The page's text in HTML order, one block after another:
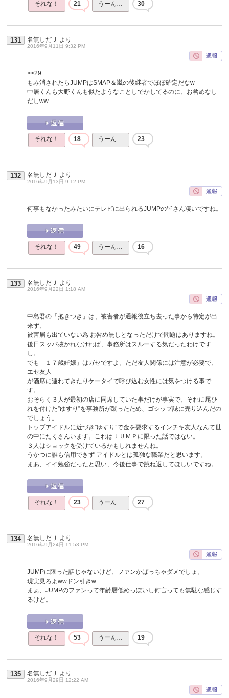
それな！ 21 うーん… 30
131 名無しだＪ より
2016年9月11日 9:32 PM
>>29
もみ消されたらJUMPはSMAP＆嵐の後継者でほぼ確定だなw
中居くんも大野くんも似たようなことしでかしてるのに、お咎めなし
だしww
それな！ 18 うーん… 23
132 名無しだＪ より
2016年9月13日 9:12 PM
何事もなかったみたいにテレビに出られるJUMPの皆さん凄いですね。
それな！ 49 うーん… 16
133 名無しだＪ より
2016年9月22日 1:18 AM
中島君の「抱きつき」は、被害者が通報後立ち去った事から特定が出
来ず、
被害届も出ていない為 お咎め無しとなっただけで問題はありますね。
後日スッパ抜かれなければ、事務所はスルーする気だったわけです
し。
でも「１７歳妊娠」はガセですよ。ただ友人関係には注意が必要で、
エセ友人
が酒席に連れてきたりケータイで呼び込む女性には気をつける事で
す。
おそらく３人が最初の店に同席していた事だけが事実で、それに尾ひ
れを付けた”ゆすり”を事務所が蹴ったため、ゴシップ誌に売り込んだの
でしょう。
トップアイドルに近づき”ゆすり”で金を要求するインチキ友人なんて世
の中にたくさんいます。これはＪＵＭＰに限った話ではない。
３人はショックを受けているかもしれませんね。
うかつに誰も信用できず アイドルとは孤独な職業だと思います。
まあ、イイ勉強だったと思い、今後仕事で跳ね返してほしいですね。
それな！ 23 うーん… 27
134 名無しだＪ より
2016年9月24日 11:53 PM
JUMPに限った話じゃないけど、ファンかばっちゃダメでしょ。
現実見ろよwwドン引きw
まぁ、JUMPのファンって年齢層低めっぽいし何言っても無駄な感じす
るけど。
それな！ 53 うーん… 19
135 名無しだＪ より
2016年9月29日 12:22 AM